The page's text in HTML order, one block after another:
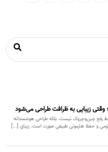
وقتی زیبایی به ظرافت طراحی می‌شود
رفع چین‌وچروک نیست، بلکه طراحی هوشمندانه
و حفظ هارمونی طبیعی صورت است. زیبای [...]